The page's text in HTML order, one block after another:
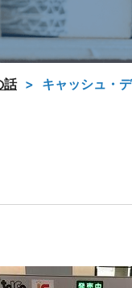
話 キャッシュ・